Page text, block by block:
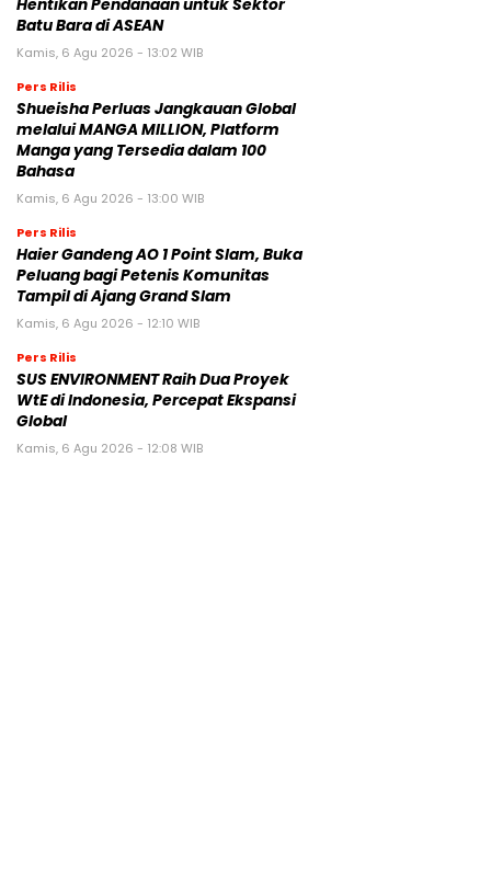
Hentikan Pendanaan untuk Sektor
Batu Bara di ASEAN
Kamis, 6 Agu 2026 - 13:02 WIB
Pers Rilis
Shueisha Perluas Jangkauan Global
melalui MANGA MILLION, Platform
Manga yang Tersedia dalam 100
Bahasa
Kamis, 6 Agu 2026 - 13:00 WIB
Pers Rilis
Haier Gandeng AO 1 Point Slam, Buka
Peluang bagi Petenis Komunitas
Tampil di Ajang Grand Slam
Kamis, 6 Agu 2026 - 12:10 WIB
Pers Rilis
SUS ENVIRONMENT Raih Dua Proyek
WtE di Indonesia, Percepat Ekspansi
Global
Kamis, 6 Agu 2026 - 12:08 WIB